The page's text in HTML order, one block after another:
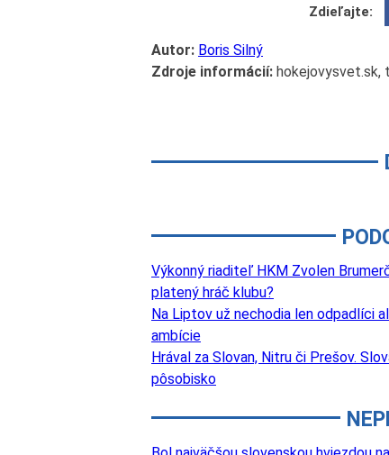
Zdieľajte:
Autor: Boris Silný
Zdroje informácií: hokejovysvet.sk,
Výkonný riaditeľ HKM Zvolen
platený hráč klubu?
Na Liptov už nechodia len odpadlíci
ambície
Hrával za Slovan, Nitru či Prešov.
pôsobisko